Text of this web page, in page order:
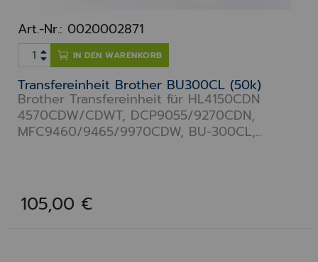
Art.-Nr.: 0020002871
IN DEN WARENKORB
Transfereinheit Brother BU300CL (50k)
Brother Transfereinheit für HL4150CDN
4570CDW/CDWT, DCP9055/9270CDN,
MFC9460/9465/9970CDW, BU-300CL,...
105,00 €